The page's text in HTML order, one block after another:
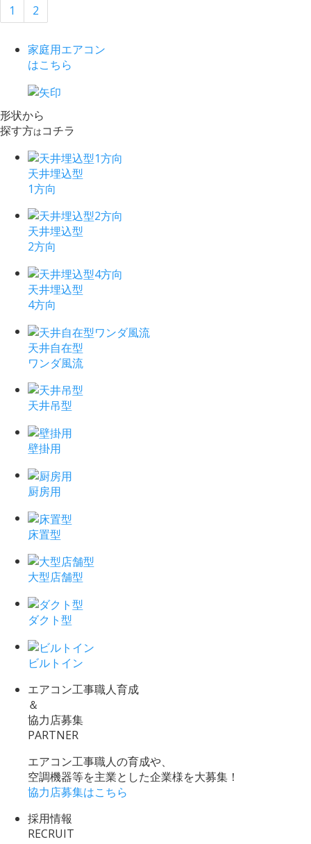
1 2
家庭用エアコン
はこちら
形状から
探す方はコチラ
天井埋込型
1方向
天井埋込型
2方向
天井埋込型
4方向
天井自在型
ワンダ風流
天井吊型
壁掛用
厨房用
床置型
大型店舗型
ダクト型
ビルトイン
エアコン工事職人育成
＆
協力店募集
PARTNER
エアコン工事職人の育成や、
空調機器等を主業とした企業様を大募集！
協力店募集はこちら
採用情報
RECRUIT